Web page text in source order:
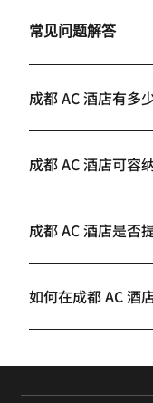
常见问题解答
成都 AC 酒店有多
成都 AC 酒店可容
成都 AC 酒店是否
如何在成都 AC 酒